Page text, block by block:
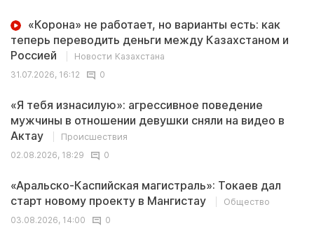
«Корона» не работает, но варианты есть: как
теперь переводить деньги между Казахстаном и
Россией
Новости Казахстана
31.07.2026, 16:12
0
«Я тебя изнасилую»: агрессивное поведение
мужчины в отношении девушки сняли на видео в
Актау
Происшествия
02.08.2026, 18:29
0
«Аральско-Каспийская магистраль»: Токаев дал
старт новому проекту в Мангистау
Общество
03.08.2026, 14:00
0